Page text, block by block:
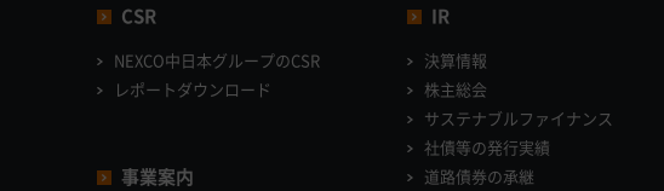
CSR
NEXCO中日本グループのCSR
レポートダウンロード
事業案内
IR
決算情報
株主総会
サステナブルファイナンス
社債等の発行実績
道路債券の承継